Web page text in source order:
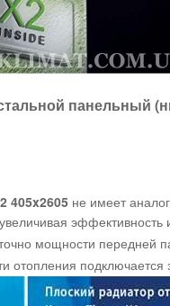
панельный
405x2605 не имеет
эффективность
мощности передней
отопления